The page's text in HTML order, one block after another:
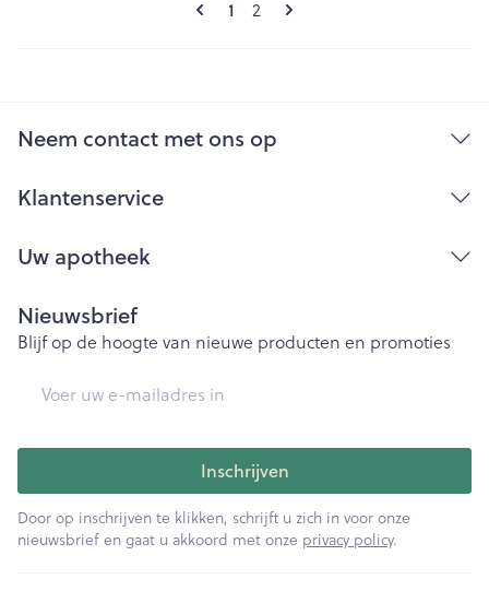
U lees momenteel pagina
1 Pagina
2
Neem contact met ons op
Klantenservice
Uw apotheek
Nieuwsbrief
Blijf op de hoogte van nieuwe producten en promoties
Inschrijven
Door op inschrijven te klikken, schrijft u zich in voor onze
nieuwsbrief en gaat u akkoord met onze privacy policy.